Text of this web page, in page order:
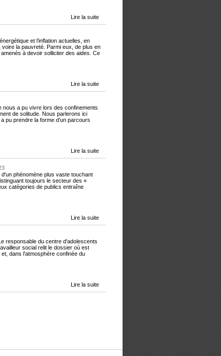
Lire la suite
et l’inflation actuelles, en
la pauvreté. Parmi eux, de plus en
à devoir solliciter des aides. Ce
Lire la suite
nous a pu vivre lors des confinements
de solitude.​ Nous parlerons ici
pu prendre la forme d’un parcours
Lire la suite
phénomène plus vaste touchant
toujours le secteur des «
catégories de publics entraîne
Lire la suite
responsable du centre d'adolescents
social relit le dossier où est
dans l'atmosphère confinée du
Lire la suite